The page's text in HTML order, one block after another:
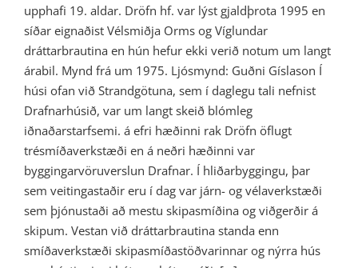
upphafi 19. aldar. Dröfn hf. var lýst gjaldþrota 1995 en
síðar eignaðist Vélsmiðja Orms og Víglundar
dráttarbrautina en hún hefur ekki verið notum um langt
árabil. Mynd frá um 1975. Ljósmynd: Guðni Gíslason Í
húsi ofan við Strandgötuna, sem í daglegu tali nefnist
Drafnarhúsið, var um langt skeið blómleg
iðnaðarstarfsemi. á efri hæðinni rak Dröfn öflugt
trésmíðaverkstæði en á neðri hæðinni var
byggingarvöruverslun Drafnar. Í hliðarbyggingu, þar
sem veitingastaðir eru í dag var járn- og vélaverkstæði
sem þjónustaði að mestu skipasmíðina og viðgerðir á
skipum. Vestan við dráttarbrautina standa enn
smíðaverkstæði skipasmíðastöðvarinnar og nýrra hús